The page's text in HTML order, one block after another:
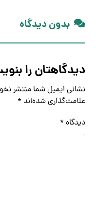
بدون دیدگاه
دیدگاهتان را
نشانی ایمیل شما منتشر
علامت‌گذاری شده‌اند *
دیدگاه *